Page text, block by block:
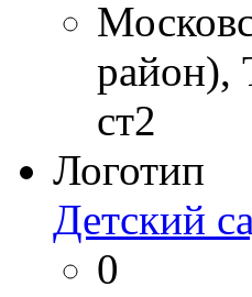
район),
ст2
Логотип
Детский
0